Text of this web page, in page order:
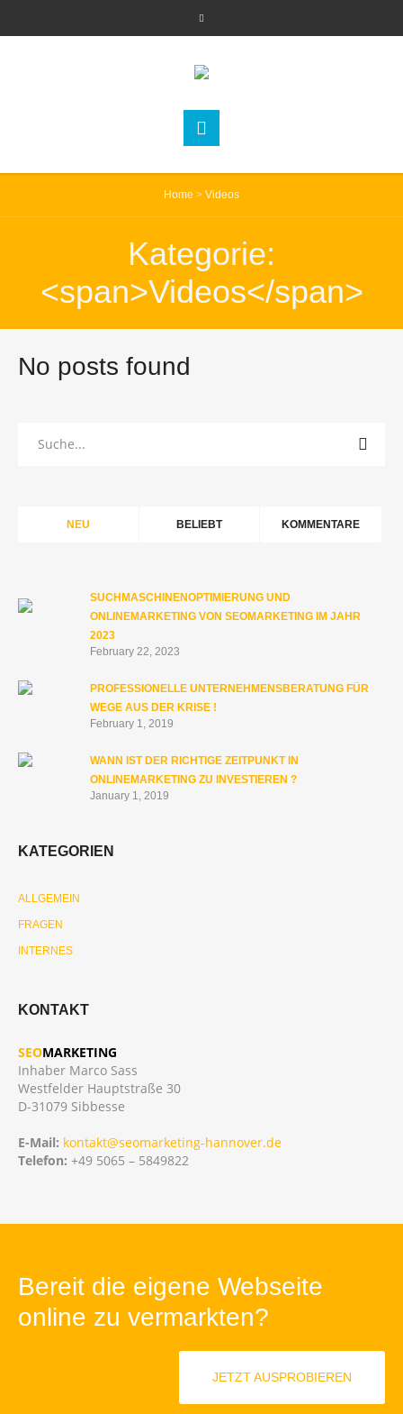
Home > Videos
Kategorie:
<span>Videos</span>
No posts found
NEU BELIEBT KOMMENTARE
SUCHMASCHINENOPTIMIERUNG UND
ONLINEMARKETING VON SEOMARKETING IM JAHR
2023
February 22, 2023
PROFESSIONELLE UNTERNEHMENSBERATUNG FÜR
WEGE AUS DER KRISE !
February 1, 2019
WANN IST DER RICHTIGE ZEITPUNKT IN
ONLINEMARKETING ZU INVESTIEREN ?
January 1, 2019
KATEGORIEN
ALLGEMEIN
FRAGEN
INTERNES
KONTAKT
SEOMARKETING
Inhaber Marco Sass
Westfelder Hauptstraße 30
D-31079 Sibbesse
E-Mail: kontakt@seomarketing-hannover.de
Telefon: +49 5065 – 5849822
Bereit die eigene Webseite
online zu vermarkten?
JETZT AUSPROBIEREN